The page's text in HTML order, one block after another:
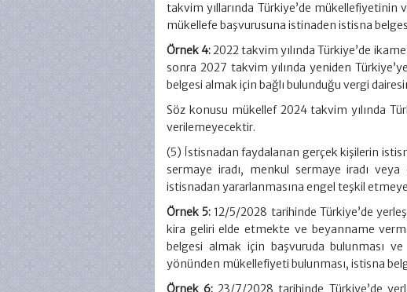
takvim yıllarında Türkiye’de mükellefiyetinin
mükellefe başvurusuna istinaden istisna
Örnek 4:2022 takvim yılında Türkiye’de
sonra 2027 takvim yılında yeniden
belgesi almak için bağlı bulunduğu vergi
Söz konusu mükellef 2024 takvim yılında
verilemeyecektir.
(5) İstisnadan faydalanan gerçek kişilerin
sermaye iradı, menkul sermaye iradı veya
istisnadan yararlanmasına engel teşkil
Örnek 5: 12/5/2028 tarihinde Türkiye’de
kira geliri elde etmekte ve beyanname
belgesi almak için başvuruda bulunması
yönünden mükellefiyeti bulunması, istisna
Örnek 6:23/7/2028 tarihinde Türkiye’de